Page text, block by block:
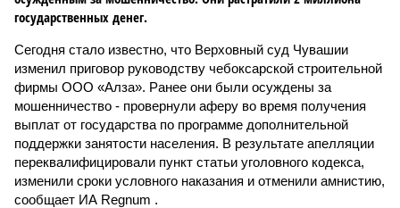
государственных денег.
Сегодня стало известно, что Верховный суд Чувашии
изменил приговор руководству чебоксарской строительной
фирмы ООО «Алза». Ранее они были осуждены за
мошенничество - провернули аферу во время получения
выплат от государства по программе дополнительной
поддержки занятости населения. В результате апелляции
переквалифицировали пункт статьи уголовного кодекса,
изменили сроки условного наказания и отменили амнистию,
сообщает ИА Regnum .